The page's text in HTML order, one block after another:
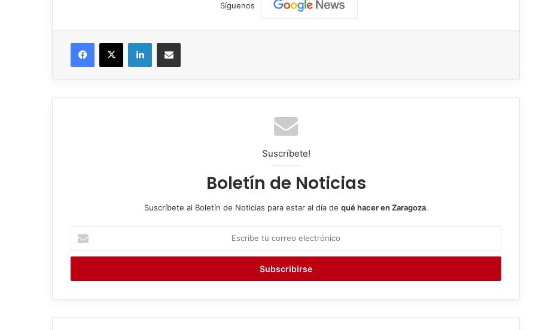
Síguenos
Suscríbete!
Boletín de Noticias
Suscríbete al Boletín de Noticias para estar al día de qué hacer en Zaragoza.
c
i
t